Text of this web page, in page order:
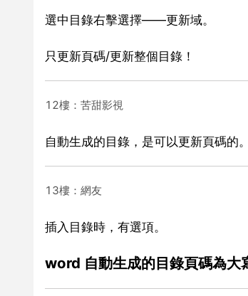
選中目錄右擊選擇——更新域。
只更新頁碼/更新整個目錄！
12樓：苦甜影視
自動生成的目錄，是可以更新頁碼
13樓：網友
插入目錄時，有選項。
word 自動生成的目錄頁碼為大